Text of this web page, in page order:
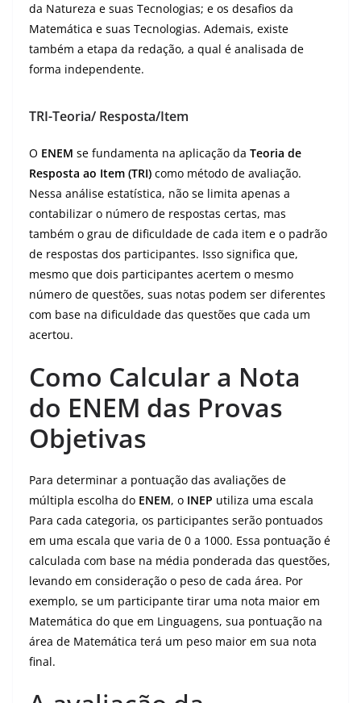
da Natureza e suas Tecnologias; e os desafios da
Matemática e suas Tecnologias. Ademais, existe
também a etapa da redação, a qual é analisada de
forma independente.
TRI-Teoria/ Resposta/Item
O ENEM se fundamenta na aplicação da Teoria de
Resposta ao Item (TRI) como método de avaliação.
Nessa análise estatística, não se limita apenas a
contabilizar o número de respostas certas, mas
também o grau de dificuldade de cada item e o padrão
de respostas dos participantes. Isso significa que,
mesmo que dois participantes acertem o mesmo
número de questões, suas notas podem ser diferentes
com base na dificuldade das questões que cada um
acertou.
Como Calcular a Nota
do ENEM das Provas
Objetivas
Para determinar a pontuação das avaliações de
múltipla escolha do ENEM, o INEP utiliza uma escala
Para cada categoria, os participantes serão pontuados
em uma escala que varia de 0 a 1000. Essa pontuação é
calculada com base na média ponderada das questões,
levando em consideração o peso de cada área. Por
exemplo, se um participante tirar uma nota maior em
Matemática do que em Linguagens, sua pontuação na
área de Matemática terá um peso maior em sua nota
final.